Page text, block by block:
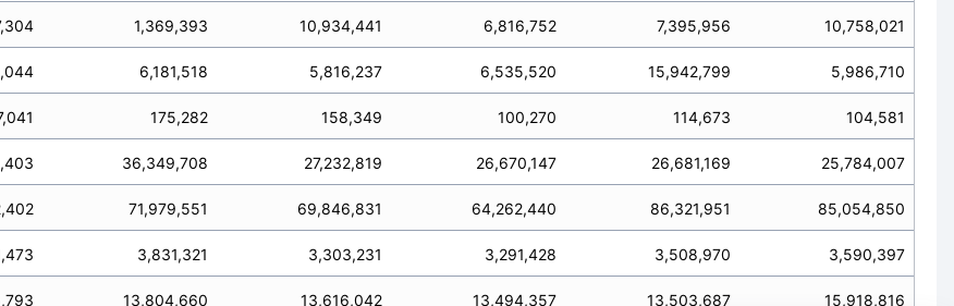
1,369,393 10,934,441 6,816,752 7,395,956 10,758,021
6,181,518 5,816,237 6,535,520 15,942,799 5,986,710
175,282 158,349 100,270 114,673 104,581
36,349,708 27,232,819 26,670,147 26,681,169 25,784,007
71,979,551 69,846,831 64,262,440 86,321,951 85,054,850
3,831,321 3,303,231 3,291,428 3,508,970 3,590,397
13,804,660 13,616,042 13,494,357 13,503,687 15,918,816